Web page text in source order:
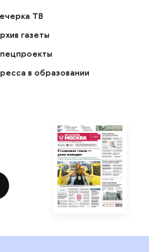
ТВ
газеты
в образовании